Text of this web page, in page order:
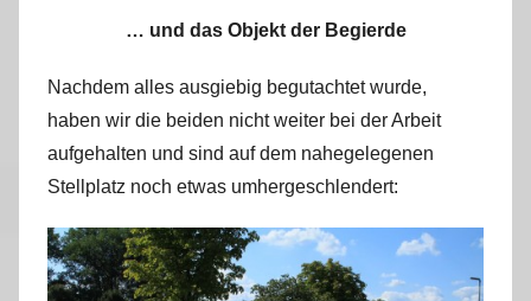
… und das Objekt der Begierde
Nachdem alles ausgiebig begutachtet wurde,
haben wir die beiden nicht weiter bei der Arbeit
aufgehalten und sind auf dem nahegelegenen
Stellplatz noch etwas umhergeschlendert: